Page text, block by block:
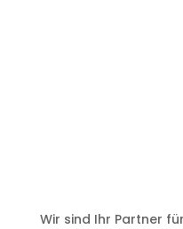
Wir sind Ihr Partner